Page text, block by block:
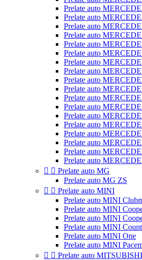
Prelate auto
Prelate auto
Prelate auto
Prelate auto
Prelate auto
Prelate auto
Prelate auto
Prelate auto
Prelate auto
Prelate auto
Prelate auto
Prelate auto
Prelate auto
Prelate auto
Prelate auto
Prelate auto
Prelate auto
Prelate auto
  Prelate auto MG
Prelate auto MG ZS
  Prelate auto MINI
Prelate auto MINI
Prelate auto MINI
Prelate auto MINI
Prelate auto MINI
Prelate auto MINI One
Prelate auto MINI
  Prelate auto MITSUBISHI